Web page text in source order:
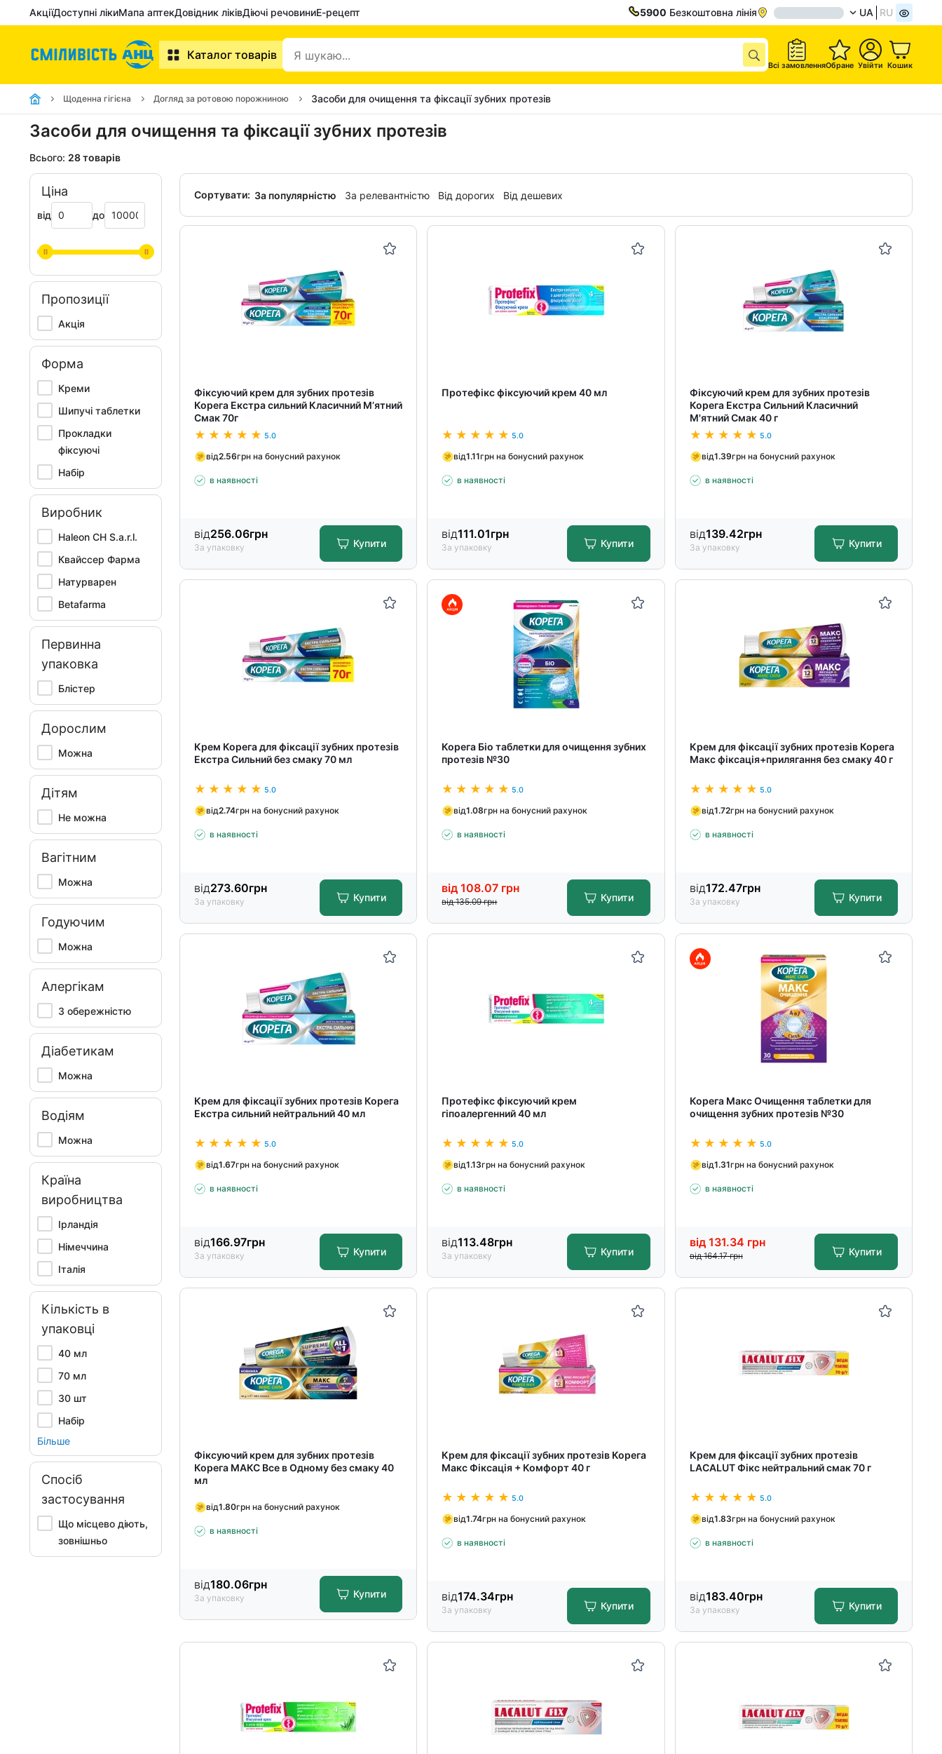
АкціїДоступні лікиМапа аптекДовідник ліківДіючі речовиниЕ-рецепт 5900 Безкоштовна лінія UA RU
Каталог товарів
Всі замовленняОбране Увійти Кошик
Щоденна гігієна Догляд за ротовою порожниною Засоби для очищення та фіксації зубних протезів
Засоби для очищення та фіксації зубних протезів
Всього: 28 товарів
Ціна
від до
Пропозиції
Акція
Форма
Креми
Шипучі таблетки
Прокладки
фіксуючі
Набір
Виробник
Haleon CH S.a.r.l.
Квайссер Фарма
Натурварен
Betafarma
Первинна
упаковка
Блістер
Дорослим
Можна
Дітям
Не можна
Вагітним
Можна
Годуючим
Можна
Алергікам
З обережністю
Діабетикам
Можна
Водіям
Можна
Країна
виробництва
Ірландія
Німеччина
Італія
Кількість в
упаковці
40 мл
70 мл
30 шт
Набір
Більше
Спосіб
застосування
Що місцево діють,
зовнішньо
Сортувати: За популярністю За релевантністю Від дорогих Від дешевих
Фіксуючий крем для зубних протезів
Корега Екстра сильний Класичний М’ятний
Смак 70г
5.0
від2.56грн на бонусний рахунок
в наявності
від256.06грн
За упаковку Купити
Протефікс фіксуючий крем 40 мл
5.0
від1.11грн на бонусний рахунок
в наявності
від111.01грн
За упаковку Купити
Фіксуючий крем для зубних протезів
Корега Екстра Сильний Класичний
М'ятний Смак 40 г
5.0
від1.39грн на бонусний рахунок
в наявності
від139.42грн
За упаковку Купити
Крем Корега для фіксації зубних протезів
Екстра Сильний без смаку 70 мл
5.0
від2.74грн на бонусний рахунок
в наявності
від273.60грн
За упаковку Купити
Корега Біо таблетки для очищення зубних
протезів №30
5.0
від1.08грн на бонусний рахунок
в наявності
від 108.07 грн
від 135.09грн Купити
Крем для фіксації зубних протезів Корега
Макс фіксація+прилягання без смаку 40 г
5.0
від1.72грн на бонусний рахунок
в наявності
від172.47грн
За упаковку Купити
Крем для фіксації зубних протезів Корега
Екстра сильний нейтральний 40 мл
5.0
від1.67грн на бонусний рахунок
в наявності
від166.97грн
За упаковку Купити
Протефікс фіксуючий крем
гіпоалергенний 40 мл
5.0
від1.13грн на бонусний рахунок
в наявності
від113.48грн
За упаковку Купити
Корега Макс Очищення таблетки для
очищення зубних протезів №30
5.0
від1.31грн на бонусний рахунок
в наявності
від 131.34 грн
від 164.17грн Купити
Фіксуючий крем для зубних протезів
Корега МАКС Все в Одному без смаку 40
мл
від1.80грн на бонусний рахунок
в наявності
від180.06грн
За упаковку Купити
Крем для фіксації зубних протезів Корега
Макс Фіксація + Комфорт 40 г
5.0
від1.74грн на бонусний рахунок
в наявності
від174.34грн
За упаковку Купити
Крем для фіксації зубних протезів
LACALUT Фікс нейтральний смак 70 г
5.0
від1.83грн на бонусний рахунок
в наявності
від183.40грн
За упаковку Купити